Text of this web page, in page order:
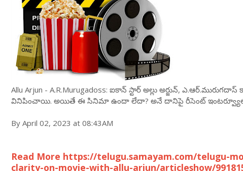
Allu Arjun - A.R.Murugadoss: ఐకాన్ స్టార్ అల్లు అర్జున్‌,
వినిపించాయి. అయితే ఈ సినిమా ఉందా లేదా? అనే దానిపై రీసెంట్ ఇంట‌ర్వ్యూలో
By April 02, 2023 at 08:43AM
Read More https://telugu.samayam.com/telugu-
clarity-on-movie-with-allu-arjun/articleshow/